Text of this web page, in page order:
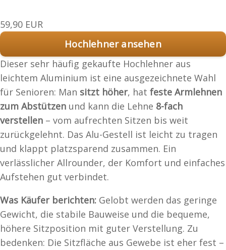
59,90 EUR
Hochlehner ansehen
Dieser sehr häufig gekaufte Hochlehner aus
leichtem Aluminium ist eine ausgezeichnete Wahl
für Senioren: Man sitzt höher, hat feste Armlehnen
zum Abstützen und kann die Lehne 8-fach
verstellen – vom aufrechten Sitzen bis weit
zurückgelehnt. Das Alu-Gestell ist leicht zu tragen
und klappt platzsparend zusammen. Ein
verlässlicher Allrounder, der Komfort und einfaches
Aufstehen gut verbindet.
Was Käufer berichten: Gelobt werden das geringe
Gewicht, die stabile Bauweise und die bequeme,
höhere Sitzposition mit guter Verstellung. Zu
bedenken: Die Sitzfläche aus Gewebe ist eher fest –